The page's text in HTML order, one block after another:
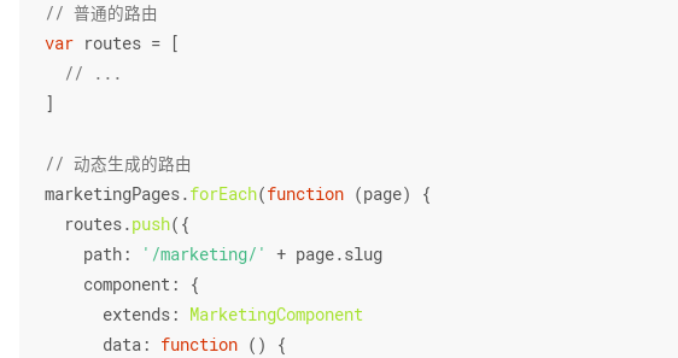
// 普通的路由
var routes = [
// ...
]
// 动态生成的路由
marketingPages.forEach(function (page) {
  routes.
push({
path : '/marketing/' + page.slug
component : {
extends : MarketingComponent
data : function ( ) {